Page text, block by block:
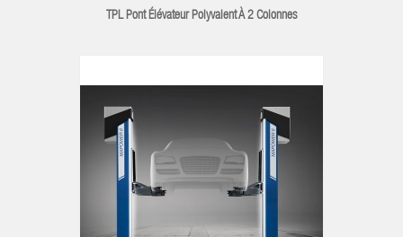
TPL Pont Élévateur Polyvalent À 2 Colonnes